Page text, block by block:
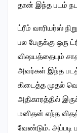
தான் இந்த படம்
ட்ரீம் வாரியர்ஸ்
பல பேருக்கு
விஷயத்தையும்
அவர்கள் இந்த
கிடைத்த முதல்
அதிகாரத்தில்
மனிதன் எந்த
வேண்டும். அப்படி